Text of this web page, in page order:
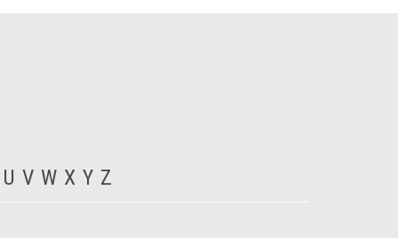
U V W X Y Z